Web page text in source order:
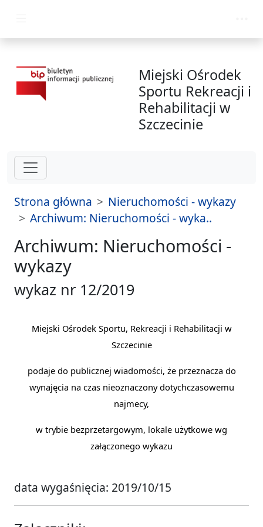
Miejski Ośrodek
Sportu Rekreacji i
Rehabilitacji w
Szczecinie
Strona główna
Nieruchomości - wykazy
Archiwum: Nieruchomości - wyka..
Archiwum: Nieruchomości -
wykazy
wykaz nr 12/2019
Miejski Ośrodek Sportu, Rekreacji i Rehabilitacji w
Szczecinie
podaje do publicznej wiadomości, że przeznacza do
wynajęcia na czas nieoznaczony dotychczasowemu
najmecy,
w trybie bezprzetargowym, lokale użytkowe wg
załączonego wykazu
data wygaśnięcia: 2019/10/15